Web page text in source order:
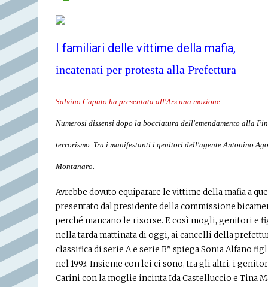
I familiari delle vittime della mafia,
incatenati per protesta alla Prefettura
Salvino Caputo ha presentata all'Ars una mozione
Numerosi dissensi dopo la bocciatura dell'emendamento alla
terrorismo. Tra i manifestanti i genitori dell'agente Antonino
Montanaro.
Avrebbe dovuto equiparare le vittime della mafia a
presentato dal presidente della commissione
perché mancano le risorse. E così mogli, genitori e
nella tarda mattinata di oggi, ai cancelli della
classifica di serie A e serie B” spiega Sonia Alfano
nel 1993. Insieme con lei ci sono, tra gli altri, i
Carini con la moglie incinta Ida Castelluccio e Tina